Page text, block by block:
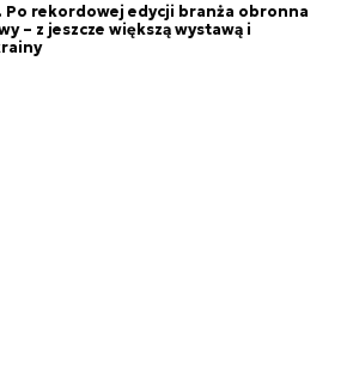
Po rekordowej edycji branża obronna
– z jeszcze większą wystawą i